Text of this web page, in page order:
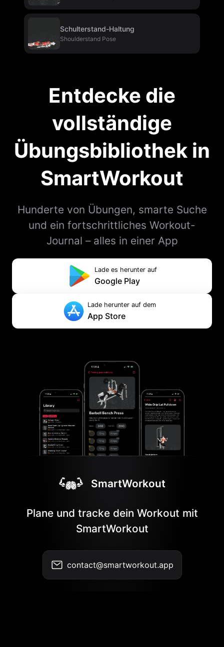
Schulterstand-Haltung
Shoulderstand Pose
Entdecke die
vollständige
Übungsbibliothek in
SmartWorkout
Hunderte von Übungen, smarte Suche
und ein fortschrittliches Workout-
Journal – alles in einer App
Lade es herunter auf
Google Play
Lade herunter auf dem
App Store
SmartWorkout
Plane und tracke dein Workout mit
SmartWorkout
contact@smartworkout.app